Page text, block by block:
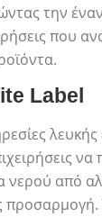
την
που
Label
λευκής
νερού από
προσαρμογή.